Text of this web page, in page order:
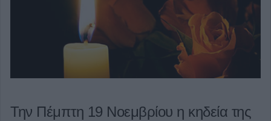
Την Πέμπτη 19 Νοεμβρίου η κηδεία της